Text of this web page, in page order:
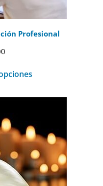
Profesional